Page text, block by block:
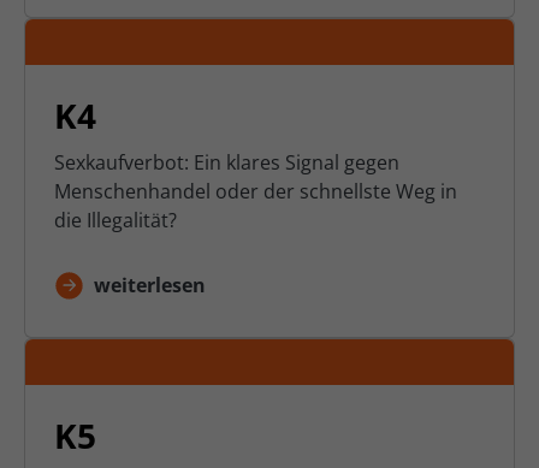
K4
Sexkaufverbot: Ein klares Signal gegen
Menschenhandel oder der schnellste Weg in
die Illegalität?
weiterlesen
K5